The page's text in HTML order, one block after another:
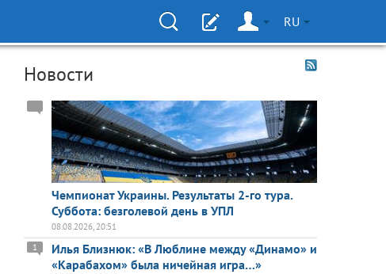
RU
Новости
Чемпионат Украины. Результаты 2-го тура.
Суббота: безголевой день в УПЛ
08.08.2026, 20:51
Илья Близнюк: «В Люблине между «Динамо» и
«Карабахом» была ничейная игра…»
1